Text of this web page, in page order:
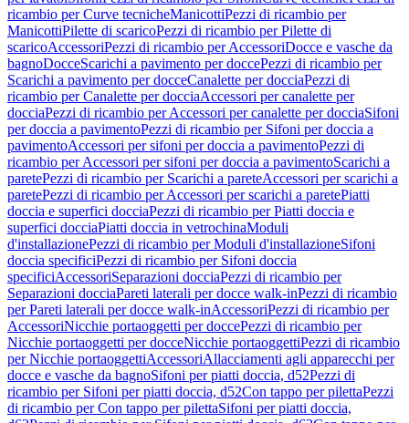
ricambio per Curve tecnicheManicottiPezzi di ricambio per
ManicottiPilette di scaricoPezzi di ricambio per Pilette di
scaricoAccessoriPezzi di ricambio per AccessoriDocce e vasche da
bagnoDocceScarichi a pavimento per doccePezzi di ricambio per
Scarichi a pavimento per docceCanalette per docciaPezzi di
ricambio per Canalette per docciaAccessori per canalette per
docciaPezzi di ricambio per Accessori per canalette per docciaSifoni
per doccia a pavimentoPezzi di ricambio per Sifoni per doccia a
pavimentoAccessori per sifoni per doccia a pavimentoPezzi di
ricambio per Accessori per sifoni per doccia a pavimentoScarichi a
paretePezzi di ricambio per Scarichi a pareteAccessori per scarichi a
paretePezzi di ricambio per Accessori per scarichi a paretePiatti
doccia e superfici docciaPezzi di ricambio per Piatti doccia e
superfici docciaPiatti doccia in vetrochinaModuli
d'installazionePezzi di ricambio per Moduli d'installazioneSifoni
doccia specificiPezzi di ricambio per Sifoni doccia
specificiAccessoriSeparazioni docciaPezzi di ricambio per
Separazioni docciaPareti laterali per docce walk-inPezzi di ricambio
per Pareti laterali per docce walk-inAccessoriPezzi di ricambio per
AccessoriNicchie portaoggetti per doccePezzi di ricambio per
Nicchie portaoggetti per docceNicchie portaoggettiPezzi di ricambio
per Nicchie portaoggettiAccessoriAllacciamenti agli apparecchi per
docce e vasche da bagnoSifoni per piatti doccia, d52Pezzi di
ricambio per Sifoni per piatti doccia, d52Con tappo per pilettaPezzi
di ricambio per Con tappo per pilettaSifoni per piatti doccia,